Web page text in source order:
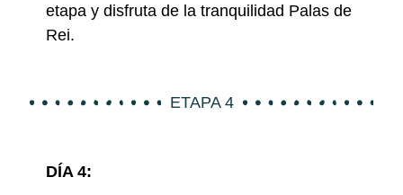
etapa y disfruta de la tranquilidad Palas de
Rei.
ETAPA 4
DÍA 4: